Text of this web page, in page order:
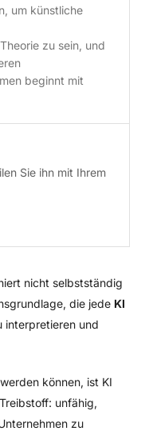
nicht selbstständig
die jede KI
interpretieren und
können, ist KI
unfähig,
zu
um künstliche
zu sein, und
beginnt mit
Sie ihn mit Ihrem